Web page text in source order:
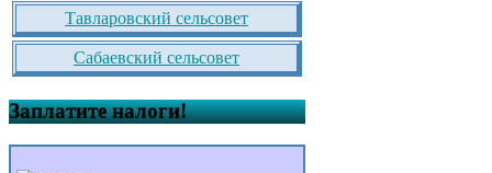
Тавларовский сельсовет
Сабаевский сельсовет
Заплатите налоги!